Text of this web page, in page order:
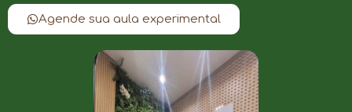
Agende sua aula experimental